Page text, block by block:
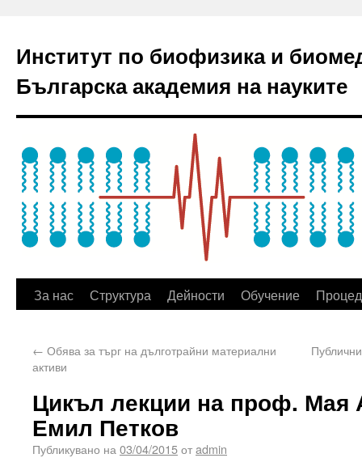
Институт по биофизика и
Българска академия на науките
За нас Структура Дейности Обучение
← Обява за търг на дълготрайни материални
активи
Цикъл лекции на проф. Мая
Емил Петков
Публикувано на 03/04/2015отadmin